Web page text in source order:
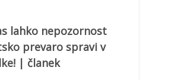
lahko nepozornost
prevaro spravi v
| članek